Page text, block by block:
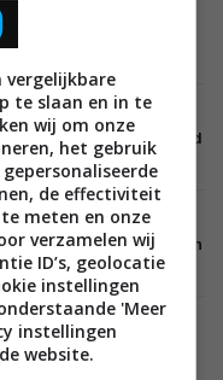
marteltest
willen volgend
uitbrengen
HD tv van 105-inch
week 105-inch tv met
vergelijkbare
te slaan en in te
wij om onze
het gebruik
de effectiviteit
meten en onze
verzamelen wij
ID’s, geolocatie
instellingen
'Meer
instellingen
website.